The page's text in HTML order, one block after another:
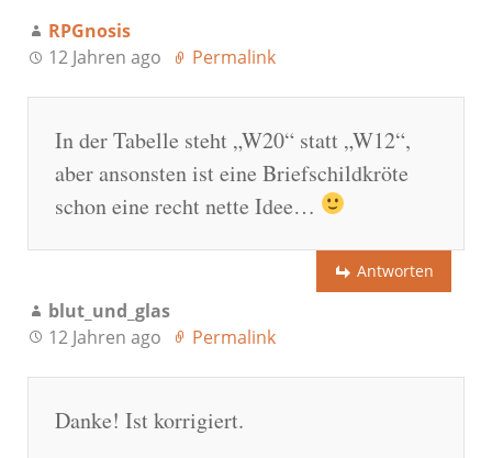
RPGnosis
12 Jahren ago
Permalink
In der Tabelle steht „W20“ statt „W12“,
aber ansonsten ist eine Briefschildkröte
schon eine recht nette Idee…
Antworten
blut_und_glas
12 Jahren ago
Permalink
Danke! Ist korrigiert.